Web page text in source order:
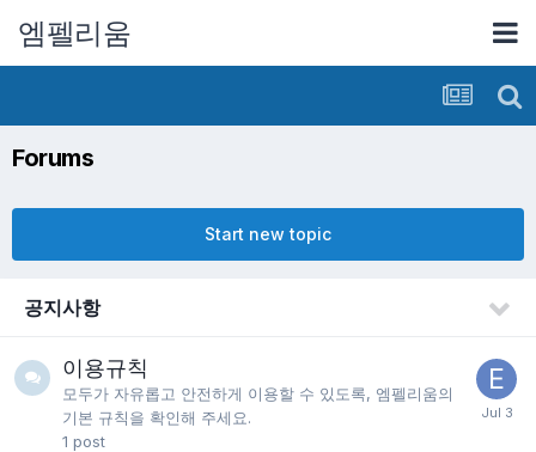
엠펠리움
Forums
Start new topic
공지사항
이용규칙
모두가 자유롭고 안전하게 이용할 수 있도록, 엠펠리움의
기본 규칙을 확인해 주세요.
1 post